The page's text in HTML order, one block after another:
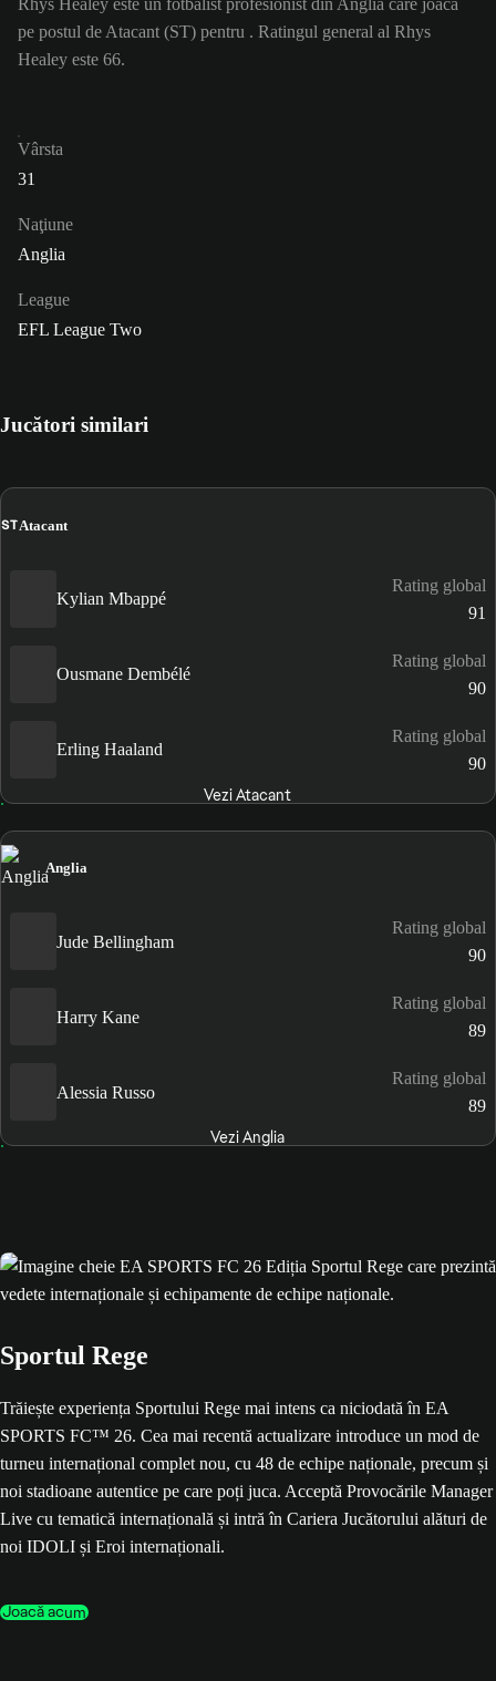
Rhys Healey este un fotbalist profesionist din Anglia care joacă
pe postul de Atacant (ST) pentru . Ratingul general al Rhys
Healey este 66.
Vârsta
31
Naţiune
Anglia
League
EFL League Two
Jucători similari
STAtacant
Kylian Mbappé
Rating global
91
Ousmane Dembélé
Rating global
90
Erling Haaland
Rating global
90
Vezi Atacant
Anglia
Jude Bellingham
Rating global
90
Harry Kane
Rating global
89
Alessia Russo
Rating global
89
Vezi Anglia
Sportul Rege
Trăiește experiența Sportului Rege mai intens ca niciodată în EA
SPORTS FC™ 26. Cea mai recentă actualizare introduce un mod de
turneu internațional complet nou, cu 48 de echipe naționale, precum și
noi stadioane autentice pe care poți juca. Acceptă Provocările Manager
Live cu tematică internațională și intră în Cariera Jucătorului alături de
noi IDOLI și Eroi internaționali.
Joacă acum